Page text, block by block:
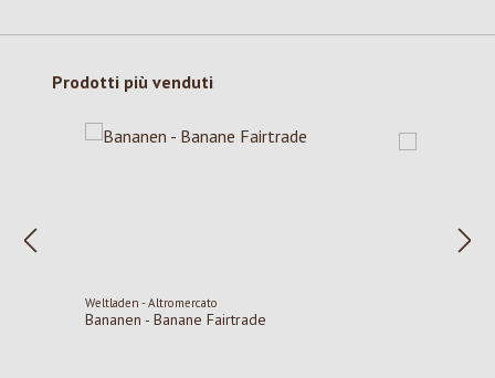
Salta la galleria dei prodotti
Prodotti più venduti
Weltladen - Altromercato
Bananen - Banane Fairtrade